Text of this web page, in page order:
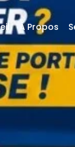
À Propos